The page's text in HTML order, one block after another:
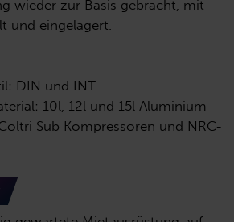
wieder zur Basis gebracht, mit
und eingelagert.
DIN und INT
10l, 12l und 15l Aluminium
Sub Kompressoren und NRC-